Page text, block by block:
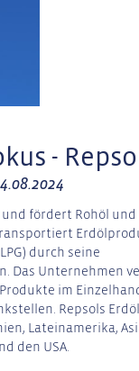
-
und fördert Rohöl und
durch seine
Das Unternehmen
im
Repsols
Lateinamerika,
den USA.